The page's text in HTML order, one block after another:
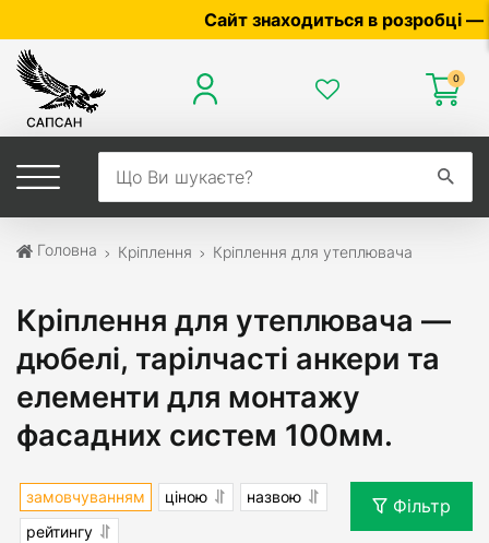
Сайт знаходиться в розробці — по
0
Головна Кріплення Кріплення для утеплювача
Кріплення для утеплювача —
дюбелі, тарілчасті анкери та
елементи для монтажу
фасадних систем 100мм.
замовчуванням ціною
назвою
рейтингу
Фільтр